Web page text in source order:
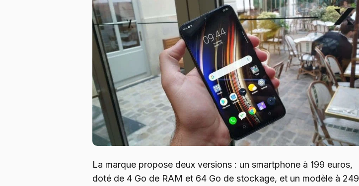
La marque propose deux versions : un smartphone à 199 euros,
doté de 4 Go de RAM et 64 Go de stockage, et un modèle à 249